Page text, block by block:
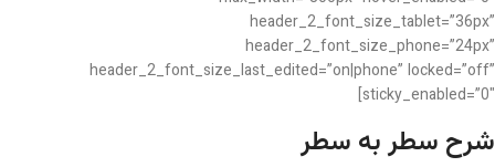
header_2_font_size_tablet=”36px”
header_2_font_size_phone=”24px”
header_2_font_size_last_edited=”on|phone” locked=”off”
sticky_enabled=”0″]
شرح سطر به سطر